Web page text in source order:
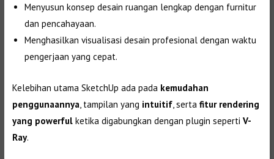
Menyusun konsep desain ruangan lengkap dengan furnitur
dan pencahayaan.
Menghasilkan visualisasi desain profesional dengan waktu
pengerjaan yang cepat.
Kelebihan utama SketchUp ada pada kemudahan
penggunaannya , tampilan yang intuitif, serta fitur rendering
yang powerfulketika digabungkan dengan plugin seperti V-
Ray.